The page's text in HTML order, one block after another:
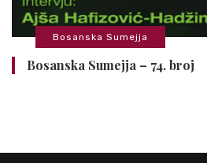
Bosanska Sumejja
Bosanska Sumejja – 74. broj